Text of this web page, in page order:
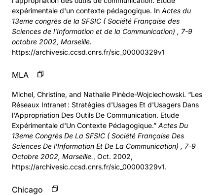
expérimentale d'un contexte pédagogique. In Actes du
13eme congrès de la SFSIC ( Société Française des
Sciences de l'Information et de la Communication) , 7-9
octobre 2002, Marseille.
https://archivesic.ccsd.cnrs.fr/sic_00000329v1
MLA
Michel, Christine, and Nathalie Pinède-Wojciechowski. “Les
Réseaux Intranet : Stratégies d'Usages Et d'Usagers Dans
l'Appropriation Des Outils De Communication. Etude
Expérimentale d'Un Contexte Pédagogique.” Actes Du
13eme Congrès De La SFSIC ( Société Française Des
Sciences De l'Information Et De La Communication) , 7-9
Octobre 2002, Marseille., Oct. 2002,
https://archivesic.ccsd.cnrs.fr/sic_00000329v1.
Chicago